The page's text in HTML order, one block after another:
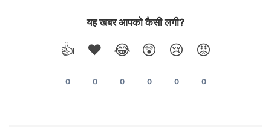
यह खबर आपको कैसी लगी?
👍
0
❤️
0
😂
0
😲
0
😢
0
😡
0